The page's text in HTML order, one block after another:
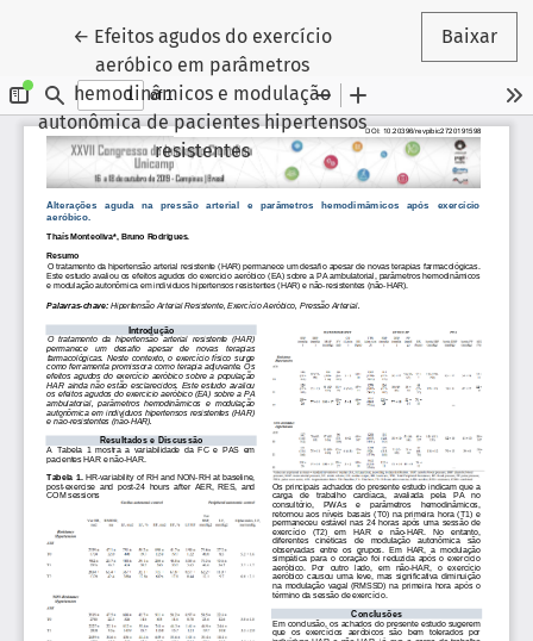
← Voltar aos Detalhes do Artigo
Efeitos agudos do exercício
aeróbico em parâmetros
hemodinâmicos e modulação
autonômica de pacientes hipertensos
resistentes
Baixar